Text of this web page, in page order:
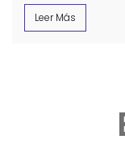
a los
Taller II (5°),
Leer Más